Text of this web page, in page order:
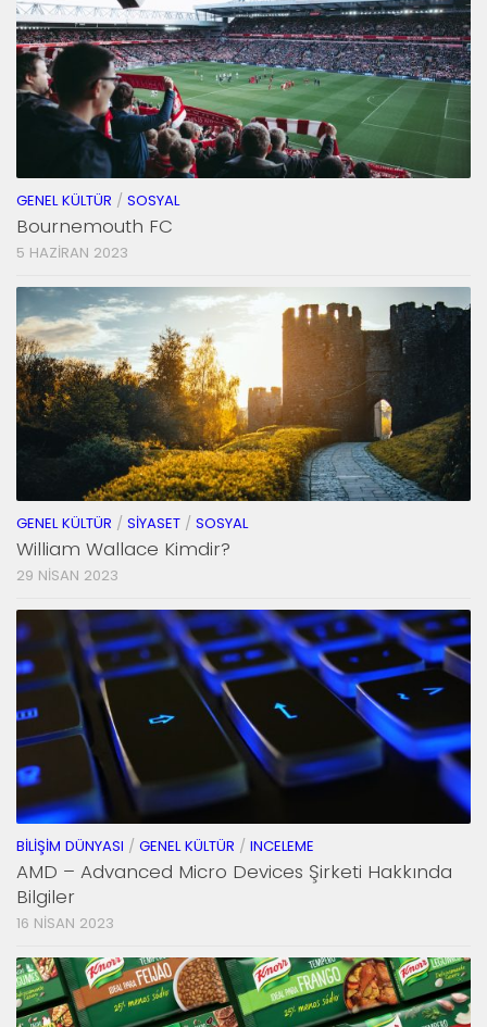
GENEL KÜLTÜR / SOSYAL
Bournemouth FC
5 HAZIRAN 2023
GENEL KÜLTÜR / SIYASET / SOSYAL
William Wallace Kimdir?
29 NISAN 2023
BILIŞIM DÜNYASI / GENEL KÜLTÜR / INCELEME
AMD – Advanced Micro Devices Şirketi Hakkında
Bilgiler
16 NISAN 2023